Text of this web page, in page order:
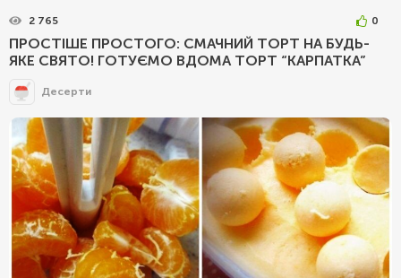
2 765 0
ПРОСТІШЕ ПРОСТОГО: СМАЧНИЙ ТОРТ НА БУДЬ-
ЯКЕ СВЯТО! ГОТУЄМО ВДОМА ТОРТ “КАРПАТКА”
Десерти